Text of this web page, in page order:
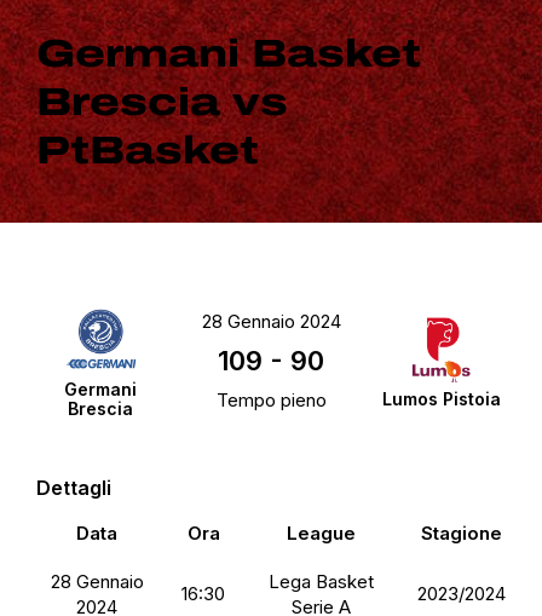
Germani Basket
Brescia vs
PtBasket
Germani
Brescia
Lumos Pistoia
28 Gennaio 2024
109 - 90
Tempo pieno
Dettagli
Data Ora League Stagione
28 Gennaio
2024
16:30
Lega Basket
Serie A
2023/2024